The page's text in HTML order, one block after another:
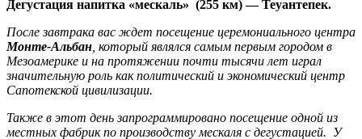
Дегустация напитка «мескаль» (255 км) — Теуантепек.
После завтрака вас ждет посещение церемониального центра
Монте-Альбан , который являлся самым первым городом в
Мезоамерике и на протяжении почти тысячи лет играл
значительную роль как политический и экономический центр
Сапотекской цивилизации.
Также в этот день запрограммированo посещение одной из
местных фабрик по производству мескаля с дегустацией. У